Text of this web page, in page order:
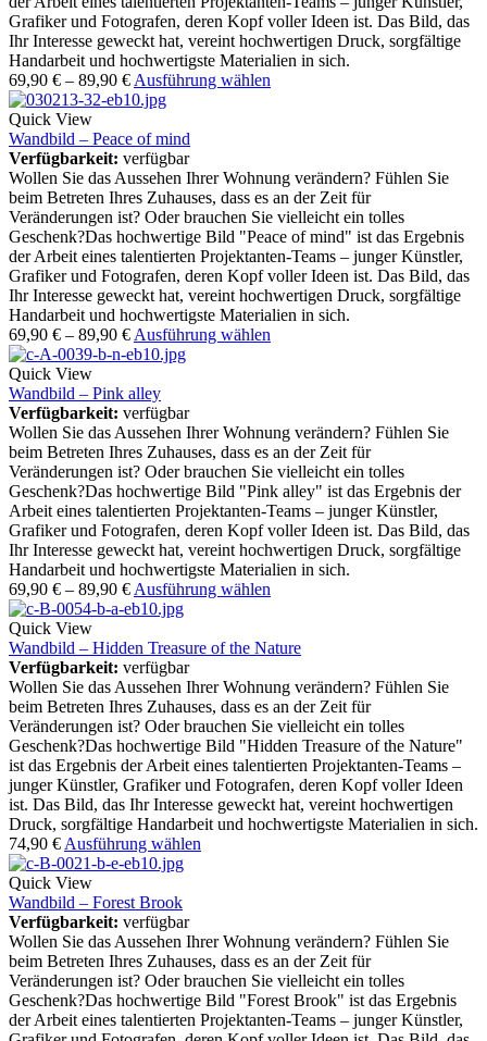
Grafiker und Fotografen, deren Kopf voller Ideen ist. Das Bild, das
Ihr Interesse geweckt hat, vereint hochwertigen Druck, sorgfältige
Handarbeit und hochwertigste Materialien in sich.
69,90 € – 89,90 € Ausführung wählen
Quick View
Wandbild – Peace of mind
Verfügbarkeit: verfügbar
Wollen Sie das Aussehen Ihrer Wohnung verändern? Fühlen Sie
beim Betreten Ihres Zuhauses, dass es an der Zeit für
Veränderungen ist? Oder brauchen Sie vielleicht ein tolles
Geschenk?Das hochwertige Bild "Peace of mind" ist das Ergebnis
der Arbeit eines talentierten Projektanten-Teams – junger Künstler,
Grafiker und Fotografen, deren Kopf voller Ideen ist. Das Bild, das
Ihr Interesse geweckt hat, vereint hochwertigen Druck, sorgfältige
Handarbeit und hochwertigste Materialien in sich.
69,90 € – 89,90 € Ausführung wählen
Quick View
Wandbild – Pink alley
Verfügbarkeit: verfügbar
Wollen Sie das Aussehen Ihrer Wohnung verändern? Fühlen Sie
beim Betreten Ihres Zuhauses, dass es an der Zeit für
Veränderungen ist? Oder brauchen Sie vielleicht ein tolles
Geschenk?Das hochwertige Bild "Pink alley" ist das Ergebnis der
Arbeit eines talentierten Projektanten-Teams – junger Künstler,
Grafiker und Fotografen, deren Kopf voller Ideen ist. Das Bild, das
Ihr Interesse geweckt hat, vereint hochwertigen Druck, sorgfältige
Handarbeit und hochwertigste Materialien in sich.
69,90 € – 89,90 € Ausführung wählen
Quick View
Wandbild – Hidden Treasure of the Nature
Verfügbarkeit: verfügbar
Wollen Sie das Aussehen Ihrer Wohnung verändern? Fühlen Sie
beim Betreten Ihres Zuhauses, dass es an der Zeit für
Veränderungen ist? Oder brauchen Sie vielleicht ein tolles
Geschenk?Das hochwertige Bild "Hidden Treasure of the Nature"
ist das Ergebnis der Arbeit eines talentierten Projektanten-Teams –
junger Künstler, Grafiker und Fotografen, deren Kopf voller Ideen
ist. Das Bild, das Ihr Interesse geweckt hat, vereint hochwertigen
Druck, sorgfältige Handarbeit und hochwertigste Materialien in sich.
74,90 € Ausführung wählen
Quick View
Wandbild – Forest Brook
Verfügbarkeit: verfügbar
Wollen Sie das Aussehen Ihrer Wohnung verändern? Fühlen Sie
beim Betreten Ihres Zuhauses, dass es an der Zeit für
Veränderungen ist? Oder brauchen Sie vielleicht ein tolles
Geschenk?Das hochwertige Bild "Forest Brook" ist das Ergebnis
der Arbeit eines talentierten Projektanten-Teams – junger Künstler,